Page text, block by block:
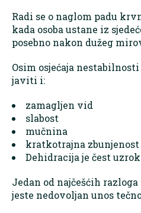
Radi se o naglom padu
kada osoba ustane iz
posebno nakon dužeg
Osim osjećaja
javiti i:
zamagljen vid
slabost
mučnina
kratkotrajna zbunjenost
Dehidracija je čest uzrok
Jedan od najčešćih
jeste nedovoljan unos